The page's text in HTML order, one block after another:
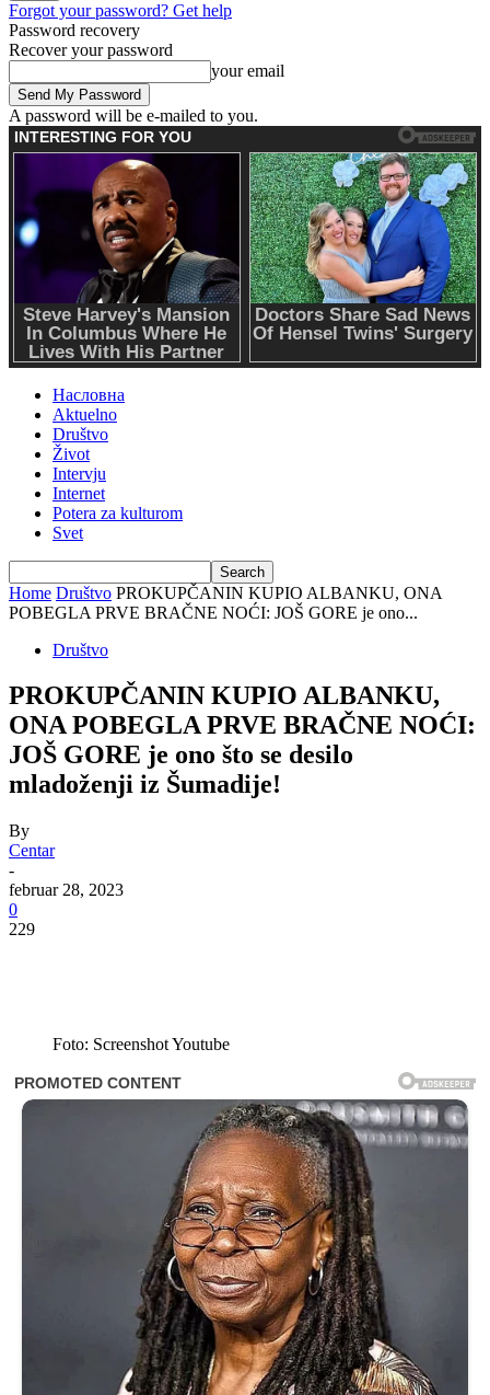
Forgot your password? Get help
Password recovery
Recover your password
your email
A password will be e-mailed to you.
Насловна
Aktuelno
Društvo
Život
Intervju
Internet
Potera za kulturom
Svet
Home Društvo PROKUPČANIN KUPIO ALBANKU, ONA
POBEGLA PRVE BRAČNE NOĆI: JOŠ GORE je ono...
Društvo
PROKUPČANIN KUPIO ALBANKU,
ONA POBEGLA PRVE BRAČNE NOĆI:
JOŠ GORE je ono što se desilo
mladoženji iz Šumadije!
By
Centar
-
februar 28, 2023
0
229
Foto: Screenshot Youtube